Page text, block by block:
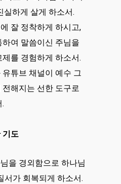
실하게 살게 하소서.
잘 정착하게 하시고,
여 말씀이신 주님을
를 경험하게 하소서.
튜브 채널이 예수 그
해지는 선한 도구로
기도
을 경외함으로 하나님
서가 회복되게 하소서.